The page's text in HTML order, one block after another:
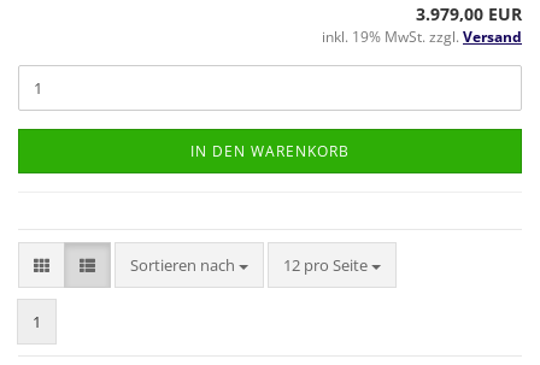
3.979,00 EUR
inkl. 19% MwSt. zzgl. Versand
IN DEN WARENKORB
Sortieren nach
Sortieren nach 12 pro Seite
pro Seite
1